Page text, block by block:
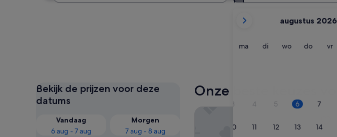
weergegeven
zijn
augustus 2026
mamaandag
didinsdag
wowoensdag
do vr
3 4 5 6 7
10 11 12 13 14
Bekijk de prijzen voor deze
datums
Vandaag
6 aug - 7 aug
Morgen
7 aug - 8 aug
Onze beste keuzes
RiverStone Condo Resort & Spa